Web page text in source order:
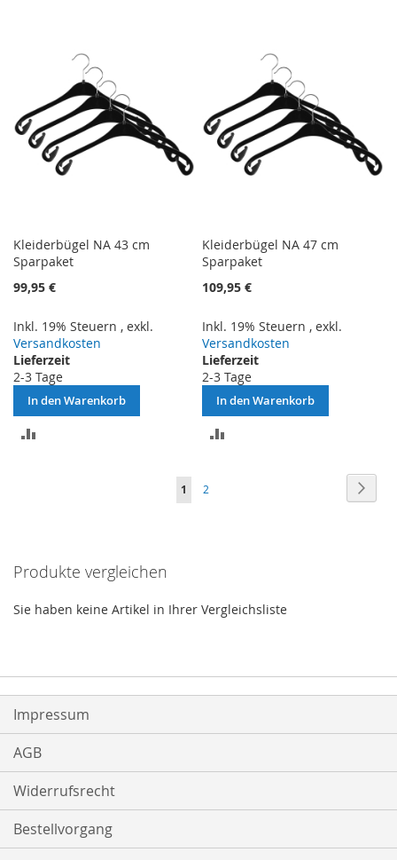
Kleiderbügel NA 43 cm
Sparpaket
99,95 €
Inkl. 19% Steuern , exkl.
Versandkosten
Lieferzeit
2-3 Tage
In den Warenkorb
Kleiderbügel NA 47 cm
Sparpaket
109,95 €
Inkl. 19% Steuern ,exkl.
Versandkosten
Lieferzeit
2-3 Tage
In den Warenkorb
Seite
Sie
1 Seite
2
Produkte vergleichen
Sie haben keine Artikel in Ihrer Vergleichsliste
Impressum
AGB
Widerrufsrecht
Bestellvorgang